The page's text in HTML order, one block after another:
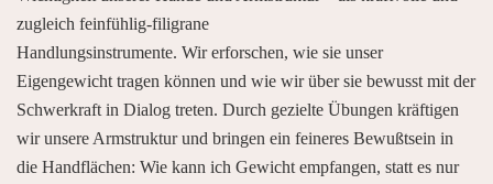
zugleich feinfühlig-filigrane
Handlungsinstrumente. Wir erforschen, wie sie unser
Eigengewicht tragen können und wie wir über sie bewusst mit der
Schwerkraft in Dialog treten. Durch gezielte Übungen kräftigen
wir unsere Armstrukturund bringen ein feineres Bewußtsein in
die Handflächen: Wie kann ich Gewicht empfangen, statt es nur